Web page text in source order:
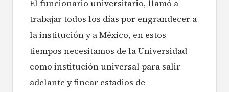
El funcionario universitario, llamó a
trabajar todos los días por engrandecer a
la institución y a México, en estos
tiempos necesitamos de la Universidad
como institución universal para salir
adelante y fincar estadios de